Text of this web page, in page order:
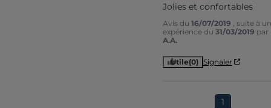
Jolies et confortables
Avis du 16/07/2019
, suite à
expérience du 31/03/2019 par
A.A.
Utile(0) Signaler
1